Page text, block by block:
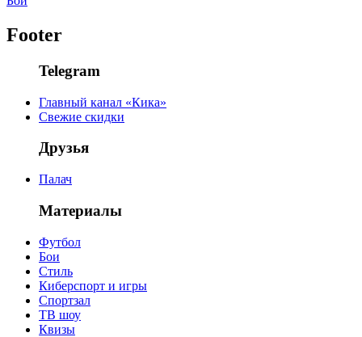
Footer
Telegram
Главный канал «Кика»
Свежие скидки
Друзья
Палач
Материалы
Футбол
Бои
Стиль
Киберспорт и игры
Спортзал
ТВ шоу
Квизы